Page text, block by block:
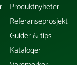
Produktnyheter
Referanseprosjekt
Guider & tips
Kataloger